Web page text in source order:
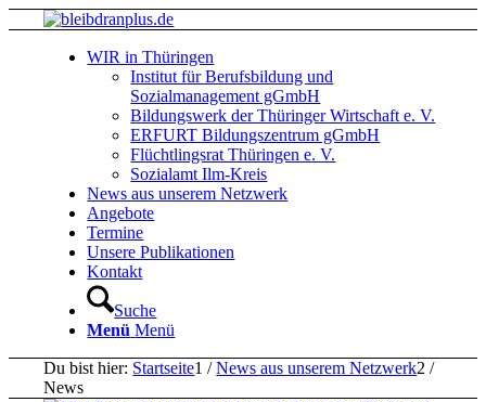
WIR in Thüringen
Institut für Berufsbildung und
Sozialmanagement gGmbH
Bildungswerk der Thüringer Wirtschaft e. V.
ERFURT Bildungszentrum gGmbH
Flüchtlingsrat Thüringen e. V.
Sozialamt Ilm-Kreis
News aus unserem Netzwerk
Angebote
Termine
Unsere Publikationen
Kontakt
Suche
Menü Menü
Du bist hier: Startseite1 / News aus unserem Netzwerk2 /
News